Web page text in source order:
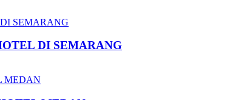
DI SEMARANG